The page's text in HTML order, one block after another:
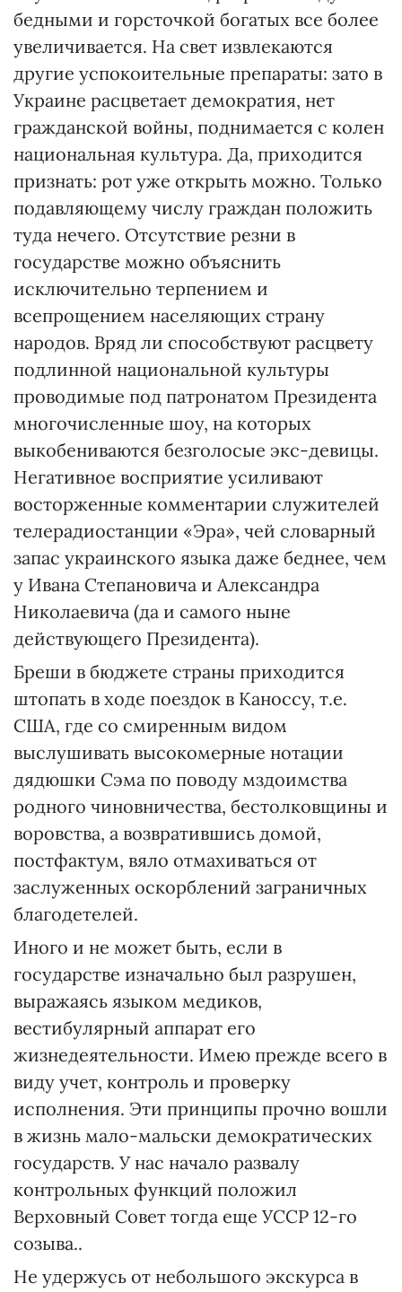
бедными и горсточкой богатых все более
увеличивается. На свет извлекаются
другие успокоительные препараты: зато в
Украине расцветает демократия, нет
гражданской войны, поднимается с колен
национальная культура. Да, приходится
признать: рот уже открыть можно. Только
подавляющему числу граждан положить
туда нечего. Отсутствие резни в
государстве можно объяснить
исключительно терпением и
всепрощением населяющих страну
народов. Вряд ли способствуют расцвету
подлинной национальной культуры
проводимые под патронатом Президента
многочисленные шоу, на которых
выкобениваются безголосые экс-девицы.
Негативное восприятие усиливают
восторженные комментарии служителей
телерадиостанции «Эра», чей словарный
запас украинского языка даже беднее, чем
у Ивана Степановича и Александра
Николаевича (да и самого ныне
действующего Президента).
Бреши в бюджете страны приходится
штопать в ходе поездок в Каноссу, т.е.
США, где со смиренным видом
выслушивать высокомерные нотации
дядюшки Сэма по поводу мздоимства
родного чиновничества, бестолковщины и
воровства, а возвратившись домой,
постфактум, вяло отмахиваться от
заслуженных оскорблений заграничных
благодетелей.
Иного и не может быть, если в
государстве изначально был разрушен,
выражаясь языком медиков,
вестибулярный аппарат его
жизнедеятельности. Имею прежде всего в
виду учет, контроль и проверку
исполнения. Эти принципы прочно вошли
в жизнь мало-мальски демократических
государств. У нас начало развалу
контрольных функций положил
Верховный Совет тогда еще УССР 12-го
созыва..
Не удержусь от небольшого экскурса в